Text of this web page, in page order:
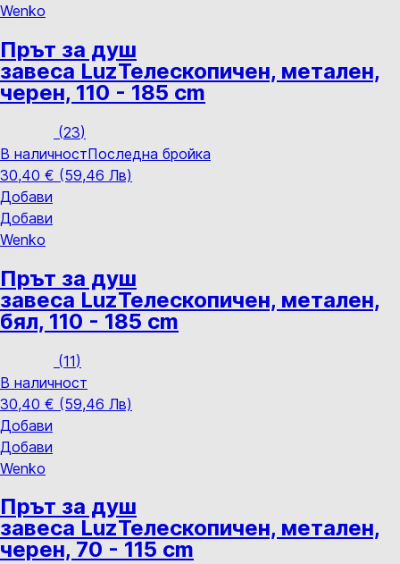
Wenko
Прът за душ
завеса LuzТелескопичен, метален,
черен, 110 - 185 cm
(23)
В наличностПоследна бройка
30,40 € (59,46 Лв)
Добави
Добави
Wenko
Прът за душ
завеса LuzТелескопичен, метален,
бял, 110 - 185 cm
(11)
В наличност
30,40 € (59,46 Лв)
Добави
Добави
Wenko
Прът за душ
завеса LuzТелескопичен, метален,
черен, 70 - 115 cm